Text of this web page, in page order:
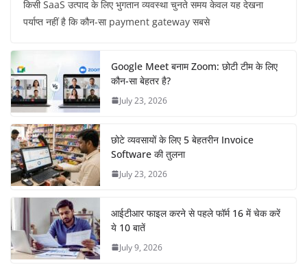
किसी SaaS उत्पाद के लिए भुगतान व्यवस्था चुनते समय केवल यह देखना
पर्याप्त नहीं है कि कौन-सा payment gateway सबसे
Google Meet बनाम Zoom: छोटी टीम के लिए
कौन-सा बेहतर है?
July 23, 2026
छोटे व्यवसायों के लिए 5 बेहतरीन Invoice
Software की तुलना
July 23, 2026
आईटीआर फाइल करने से पहले फॉर्म 16 में चेक करें
ये 10 बातें
July 9, 2026